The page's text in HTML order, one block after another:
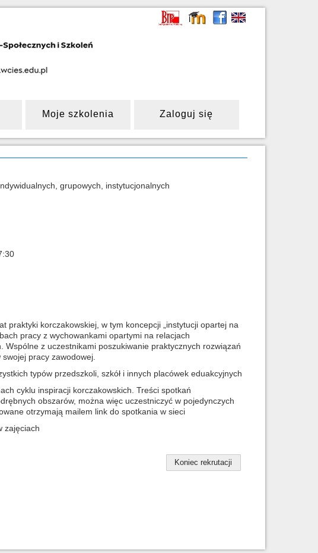
Moje szkolenia Zaloguj się
grupowych, instytucjonalnych
praktyki korczakowskiej, w tym koncepcji „instytucji opartej na
pracy z wychowankami opartymi na relacjach
Wspólne z uczestnikami poszukiwanie praktycznych rozwiązań
pracy zawodowej.
typów przedszkoli, szkół i innych placówek eduakcyjnych
cyklu inspiracji korczakowskich. Treści spotkań
obszarów, można więc uczestniczyć w pojedynczych
otrzymają mailem link do spotkania w sieci
zajęciach
Koniec rekrutacji